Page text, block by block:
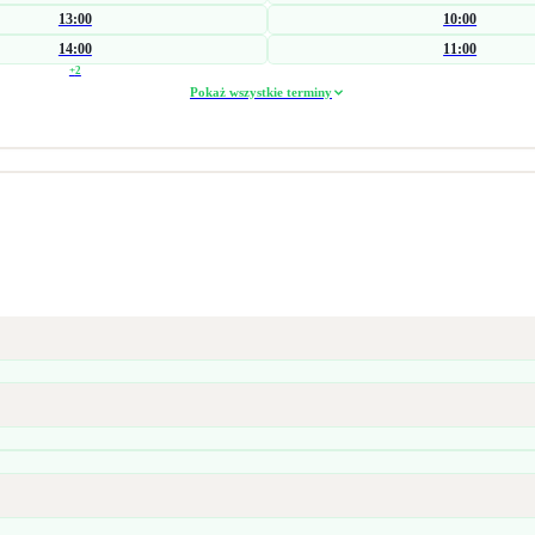
13:00
14:00
+2
10:00
11:00
Pokaż wszystkie terminy